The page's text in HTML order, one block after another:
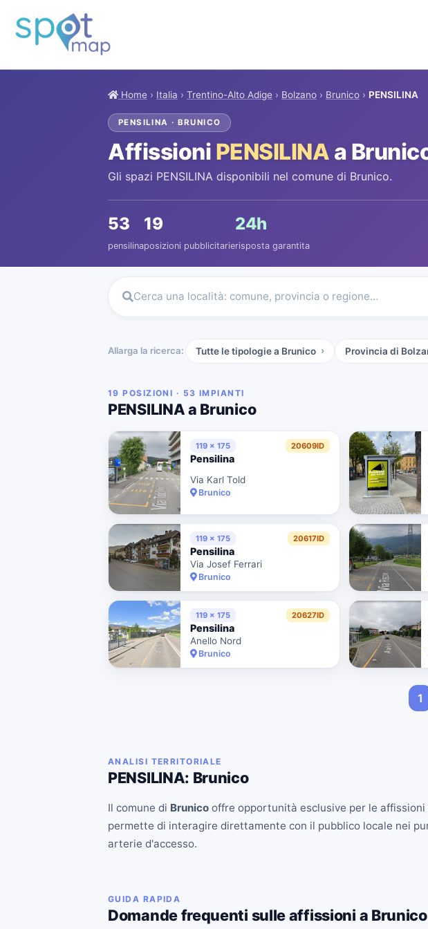
Home › Italia › Trentino-Alto Adige › Bolzano › Brunico › PENSILINA
PENSILINA · BRUNICO
Affissioni PENSILINA a
Gli spazi PENSILINA disponibili nel comune di Brunico.
53
pensilina
19
posizioni pubblicitarie
24h
risposta garantita
Cerca una località: comune, provincia o regione…
Allarga la ricerca: Tutte le tipologie a Brunico Provincia di
19 POSIZIONI · 53 IMPIANTI
PENSILINA a Brunico
119 x 175 20609ID
Pensilina
Via Karl Told
Brunico
119 x 175 20617ID
Pensilina
Via Josef Ferrari
Brunico
119 x 175 20627ID
Pensilina
Anello Nord
Brunico
1
ANALISI TERRITORIALE
PENSILINA: Brunico
Il comune di Brunico offre opportunità esclusive per le
permette di interagire direttamente con il pubblico locale nei
arterie d'accesso.
GUIDA RAPIDA
Domande frequenti sulle affissioni a Brunico